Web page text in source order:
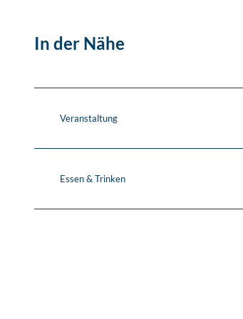
In der Nähe
Veranstaltung
Essen & Trinken